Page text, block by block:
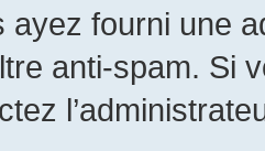
ayez fourni une
anti-spam. Si